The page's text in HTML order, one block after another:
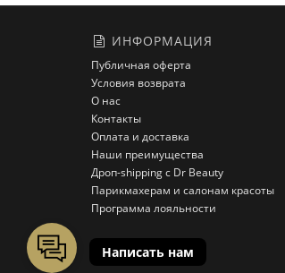
ИНФОРМАЦИЯ
Публичная оферта
Условия возврата
О нас
Контакты
Оплата и доставка
Наши преимущества
Дроп-shipping с Dr Beauty
Парикмахерам и салонам красоты
Программа лояльности